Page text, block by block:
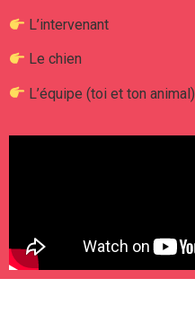
L’intervenant
Le chien
L’équipe (toi et ton animal)